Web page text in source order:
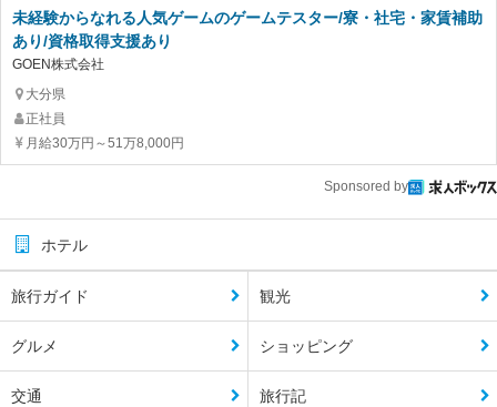
未経験からなれる人気ゲームのゲームテスター/寮・社宅・家賃補助
あり/資格取得支援あり
GOEN株式会社
大分県
正社員
月給30万円～51万8,000円
Sponsored by
ホテル
旅行ガイド 観光
グルメ ショッピング
交通 旅行記